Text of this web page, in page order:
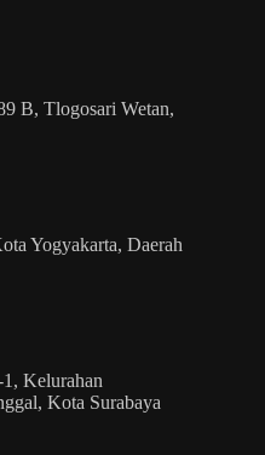
B, Tlogosari Wetan,
Yogyakarta, Daerah
Kelurahan
Kota Surabaya